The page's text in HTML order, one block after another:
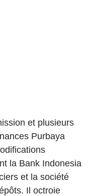
et plusieurs
Purbaya
la Bank Indonesia
et la société
Il octroie